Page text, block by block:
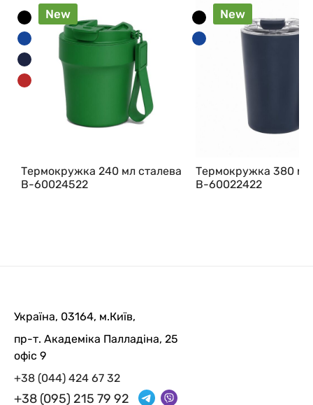
New
Термокружка 240 мл сталева
В-60024522
New
Термокружка 380 мл
В-60022422
Україна, 03164, м.Київ,
пр-т. Академіка Палладіна, 25
офіс 9
+38 (044) 424 67 32
+38 (095) 215 79 92